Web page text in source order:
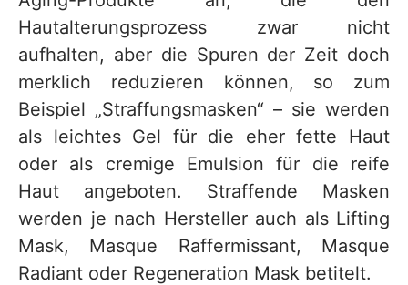
Hautalterungsprozess zwar nicht
aufhalten, aber die Spuren der Zeit doch
merklich reduzieren können, so zum
Beispiel „Straffungsmasken“ – sie werden
als leichtes Gel für die eher fette Haut
oder als cremige Emulsion für die reife
Haut angeboten. Straffende Masken
werden je nach Hersteller auch als Lifting
Mask, Masque Raffermissant, Masque
Radiant oder Regeneration Mask betitelt.